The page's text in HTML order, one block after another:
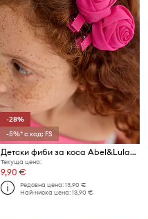
-28%
-5%* с код: FS
Детски фиби за коса Abel&Lula (2 броя)
Текуща цена:
9,90 €
Редовна цена:13,90 €
Най-ниска цена:13,90 €